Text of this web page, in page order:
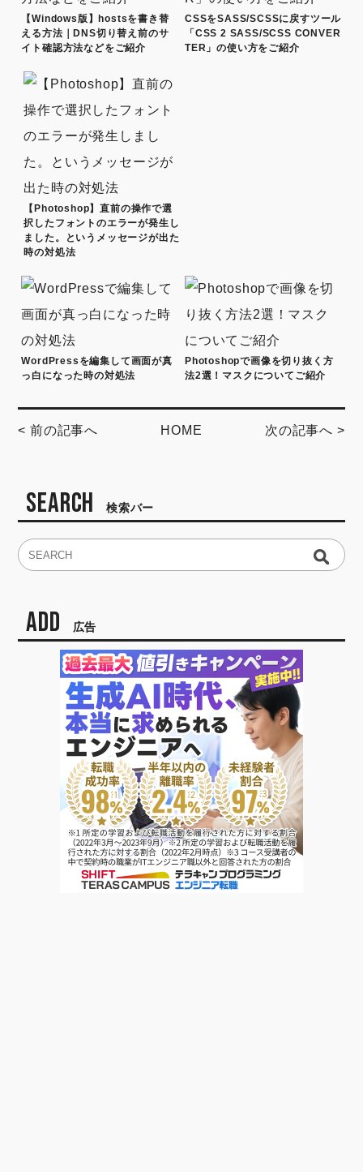
【Windows版】hostsを書き替
える方法｜DNS切り替え前のサ
イト確認方法などをご紹介
CSSをSASS/SCSSに戻すツール
「CSS 2 SASS/SCSS CONVER
TER」の使い方をご紹介
【Photoshop】直前の操作で選
択したフォントのエラーが発生し
ました。というメッセージが出た
時の対処法
WordPressを編集して画面が真
っ白になった時の対処法
Photoshopで画像を切り抜く方
法2選！マスクについてご紹介
< 前の記事へ HOME 次の記事へ >
SEARCH 検索バー
ADD 広告